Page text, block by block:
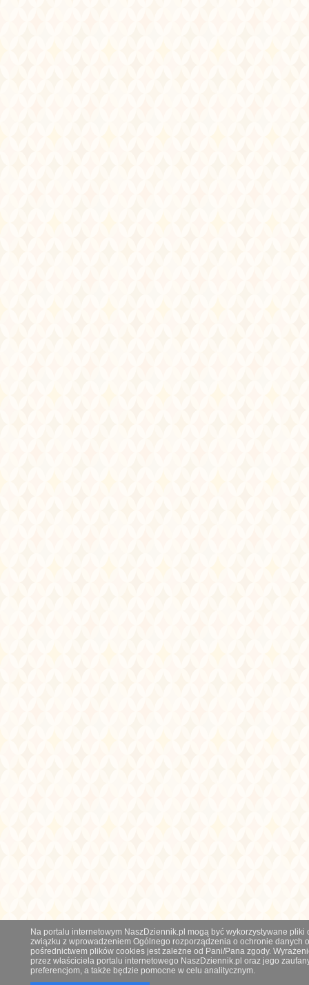
Na portalu internetowym NaszDziennik.pl mogą być wykorzystywane
związku z wprowadzeniem Ogólnego rozporządzenia o ochronie danych
pośrednictwem plików cookies jest zależne od Pani/Pana zgody.
przez właściciela portalu internetowego NaszDziennik.pl oraz jego
preferencjom, a także będzie pomocne w celu analitycznym.